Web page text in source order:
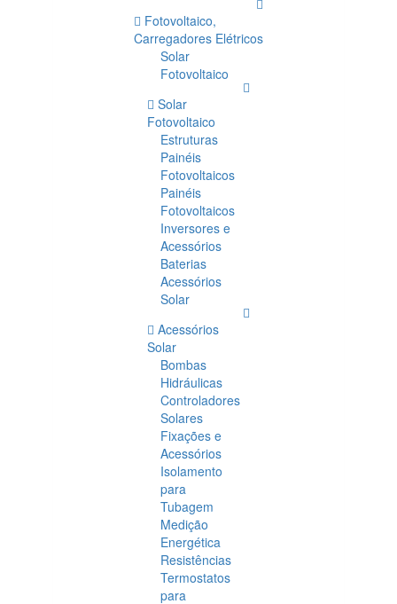
Fotovoltaico,
Carregadores Elétricos
Solar
Fotovoltaico
Solar
Fotovoltaico
Estruturas
Painéis
Fotovoltaicos
Painéis
Fotovoltaicos
Inversores e
Acessórios
Baterias
Acessórios
Solar
Acessórios
Solar
Bombas
Hidráulicas
Controladores
Solares
Fixações e
Acessórios
Isolamento
para
Tubagem
Medição
Energética
Resistências
Termostatos
para